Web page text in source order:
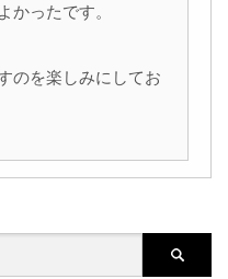
かったです。
のを楽しみにしてお